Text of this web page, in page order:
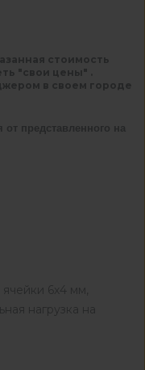
стоимость
"свои цены" .
в своем городе
представленного на
6х4 мм,
нагрузка на